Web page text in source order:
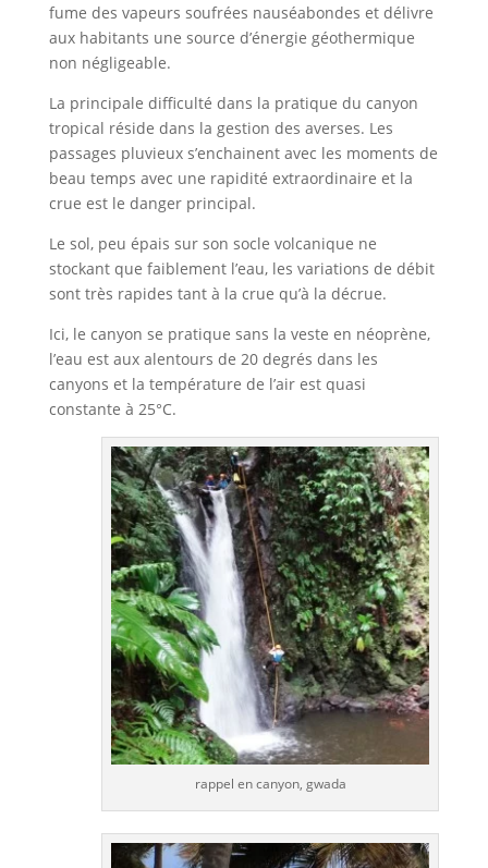
fume des vapeurs soufrées nauséabondes et délivre
aux habitants une source d’énergie géothermique
non négligeable.
La principale difficulté dans la pratique du canyon
tropical réside dans la gestion des averses. Les
passages pluvieux s’enchainent avec les moments de
beau temps avec une rapidité extraordinaire et la
crue est le danger principal.
Le sol, peu épais sur son socle volcanique ne
stockant que faiblement l’eau, les variations de débit
sont très rapides tant à la crue qu’à la décrue.
Ici, le canyon se pratique sans la veste en néoprène,
l’eau est aux alentours de 20 degrés dans les
canyons et la température de l’air est quasi
constante à 25°C.
rappel en canyon, gwada